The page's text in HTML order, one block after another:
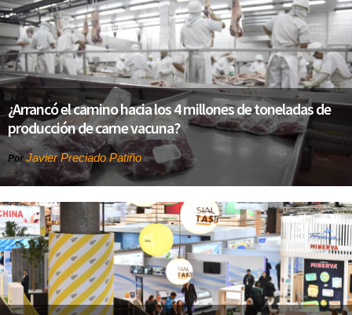
¿Arrancó el camino hacia los 4 millones de toneladas de
producción de carne vacuna?
Por Javier Preciado Patiño